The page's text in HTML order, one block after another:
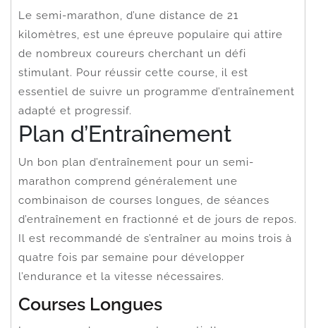
Le semi-marathon, d’une distance de 21
kilomètres, est une épreuve populaire qui attire
de nombreux coureurs cherchant un défi
stimulant. Pour réussir cette course, il est
essentiel de suivre un programme d’entraînement
adapté et progressif.
Plan d’Entraînement
Un bon plan d’entraînement pour un semi-
marathon comprend généralement une
combinaison de courses longues, de séances
d’entraînement en fractionné et de jours de repos.
Il est recommandé de s’entraîner au moins trois à
quatre fois par semaine pour développer
l’endurance et la vitesse nécessaires.
Courses Longues